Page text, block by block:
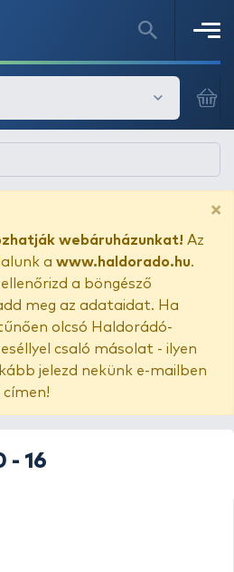
×
webáruházunkat! Az
a www.haldorado.hu.
a böngésző
meg az adataidat. Ha
olcsó Haldorádó-
csaló másolat - ilyen
jelezd nekünk e-mailben
címen!
- 16